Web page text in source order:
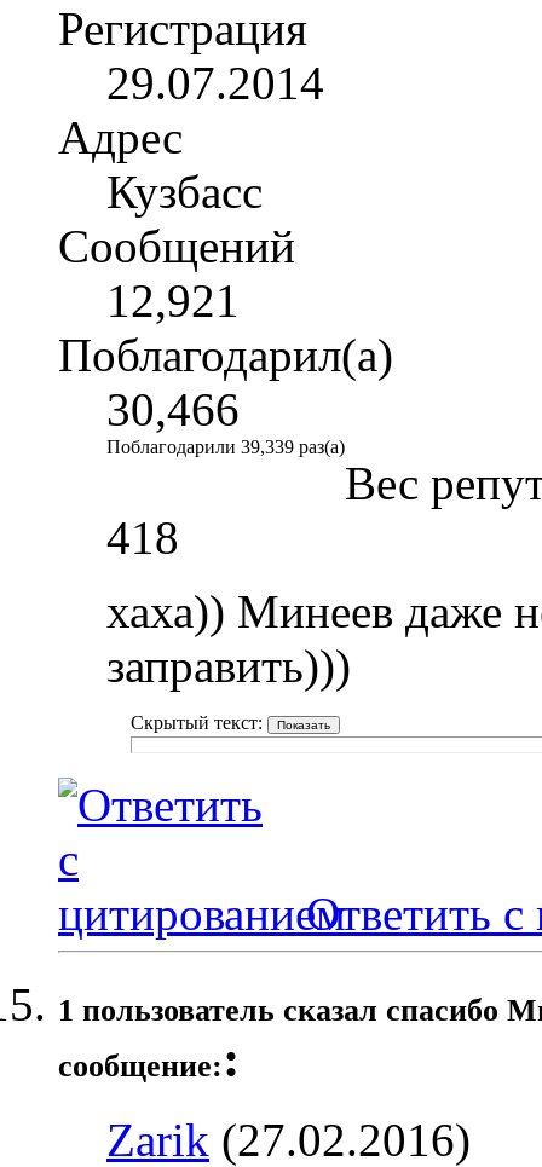
Регистрация
29.07.2014
Адрес
Кузбасс
Сообщений
12,921
Поблагодарил(а)
30,466
Поблагодарили 39,339 раз(а)
Вес
418
хаха)) Минеев даже
заправить)))
Скрытый текст:
Ответить с
1 пользователь сказал cпасибо
сообщение::
Zarik (27.02.2016)